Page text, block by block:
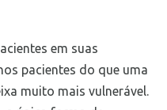
em suas
pacientes do que uma
muito mais vulnerável.